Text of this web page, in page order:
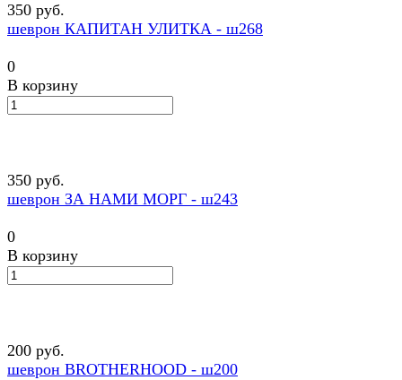
350 руб.
шеврон КАПИТАН УЛИТКА - ш268
0
В корзину
350 руб.
шеврон ЗА НАМИ МОРГ - ш243
0
В корзину
200 руб.
шеврон BROTHERHOOD - ш200